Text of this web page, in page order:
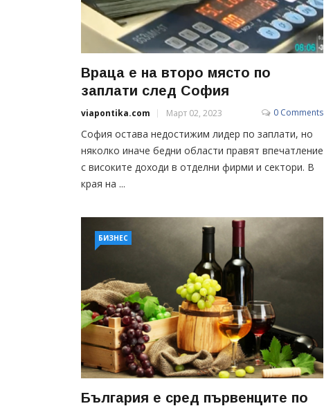
Враца е на второ място по
заплати след София
viapontika.com Март 02, 2023 0 Comments
София остава недостижим лидер по заплати, но
няколко иначе бедни области правят впечатление
с високите доходи в отделни фирми и сектори. В
края на ...
БИЗНЕС
България е сред първенците по